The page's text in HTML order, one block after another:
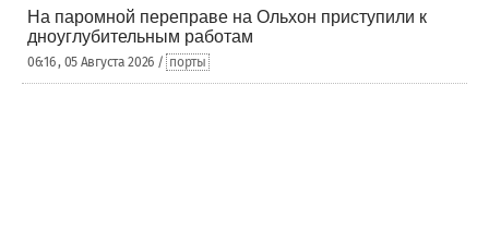
На паромной переправе на Ольхон приступили к
дноуглубительным работам
06:16 , 05 Августа 2026 / порты